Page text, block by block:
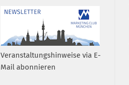
Veranstaltungshinweise via E-
Mail abonnieren